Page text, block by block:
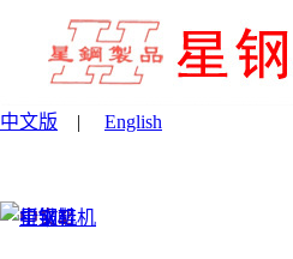
中文版 | English